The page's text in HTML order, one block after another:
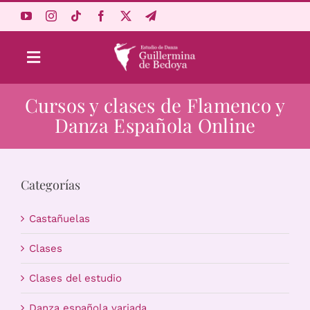
Toggle
Navigation
Aprende Online
Estudio
Carrito
Cursos y clases de Flamenco y
Danza Española Online
Categorías
Castañuelas
Clases
Clases del estudio